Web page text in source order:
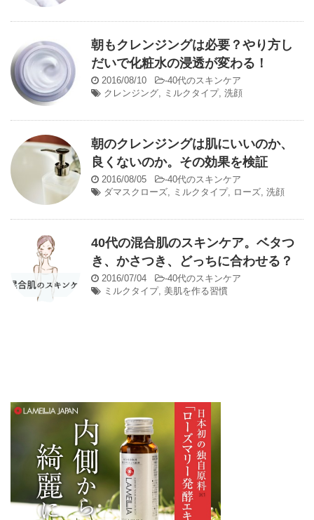
朝もクレンジングは必要？やり方し
だいで化粧水の浸透が変わる！
2016/08/10 -40代のスキンケア
クレンジング, ミルクタイプ, 洗顔
朝のクレンジングは肌にいいのか、
良くないのか。その効果を検証
2016/08/05 -40代のスキンケア
ダマスクローズ, ミルクタイプ, ローズ, 洗顔
40代の混合肌のスキンケア。ベタつ
き、かさつき、どっちに合わせる？
2016/07/04 -40代のスキンケア
ミルクタイプ, 美肌を作る習慣